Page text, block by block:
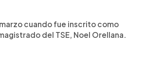
marzo cuando fue inscrito como
del TSE, Noel Orellana.